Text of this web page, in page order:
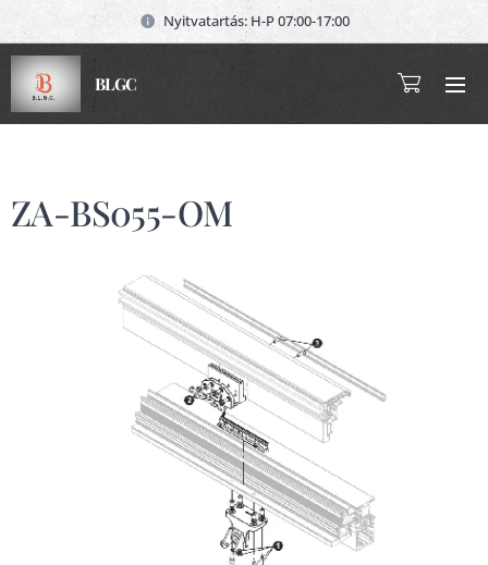
Nyitvatartás: H-P 07:00-17:00
BLGC
ZA-BS055-OM